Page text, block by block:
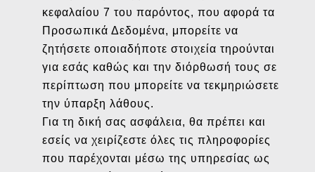
κεφαλαίου 7 του παρόντος, που αφορά τα
Προσωπικά Δεδομένα, μπορείτε να
ζητήσετε οποιαδήποτε στοιχεία τηρούνται
για εσάς καθώς και την διόρθωσή τους σε
περίπτωση που μπορείτε να τεκμηριώσετε
την ύπαρξη λάθους.
Για τη δική σας ασφάλεια, θα πρέπει και
εσείς να χειρίζεστε όλες τις πληροφορίες
που παρέχονται μέσω της υπηρεσίας ως